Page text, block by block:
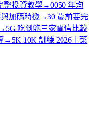
整投資教學→0050 年均
加碼時機 →30 歲前要完
→ 5G 吃到飽三家電信比較
→ 5K 10K 訓練 2026｜菜